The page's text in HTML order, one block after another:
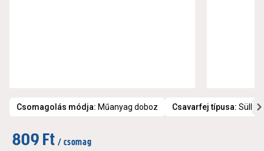
Csomagolás módja: Műanyag doboz Csavarfej típusa:
809 Ft / csomag